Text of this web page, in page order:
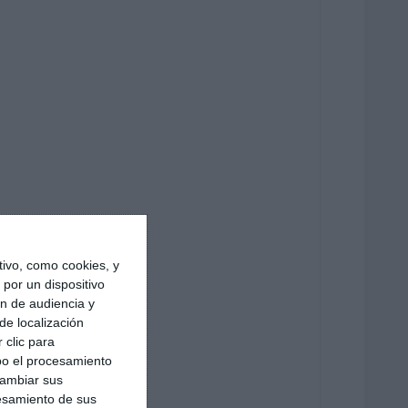
como cookies, y
un dispositivo
de audiencia y
localización
clic para
el procesamiento
sus
de sus